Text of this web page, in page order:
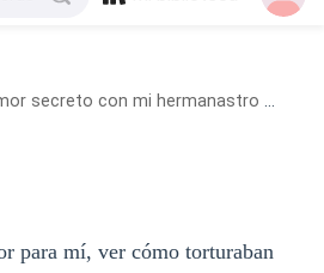
secreto con mi hermanastro
para mí, ver cómo torturaban